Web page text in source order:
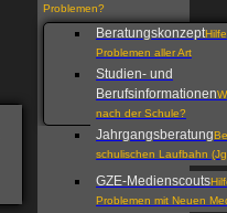
Problemen?
Beratungskonzept
Problemen aller Art
Studien- und
Berufsinformationen
nach der Schule?
Jahrgangsberatung
schulischen Laufbahn
GZE-Medienscouts
Problemen mit Neuen